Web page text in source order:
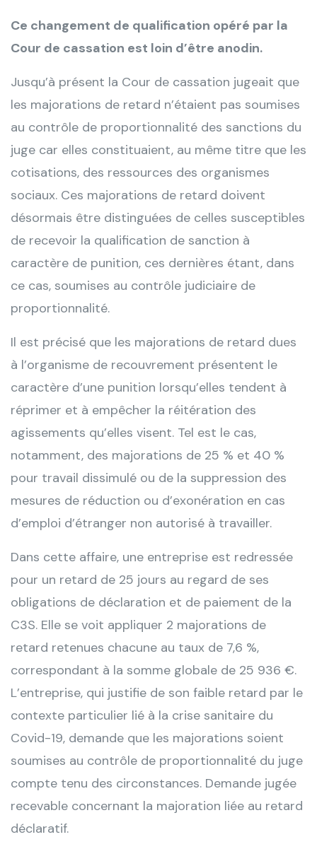
Ce changement de qualification opéré par la
Cour de cassation est loin d’être anodin.
Jusqu’à présent la Cour de cassation jugeait que
les majorations de retard n’étaient pas soumises
au contrôle de proportionnalité des sanctions du
juge car elles constituaient, au même titre que les
cotisations, des ressources des organismes
sociaux. Ces majorations de retard doivent
désormais être distinguées de celles susceptibles
de recevoir la qualification de sanction à
caractère de punition, ces dernières étant, dans
ce cas, soumises au contrôle judiciaire de
proportionnalité.
Il est précisé que les majorations de retard dues
à l’organisme de recouvrement présentent le
caractère d’une punition lorsqu’elles tendent à
réprimer et à empêcher la réitération des
agissements qu’elles visent. Tel est le cas,
notamment, des majorations de 25 % et 40 %
pour travail dissimulé ou de la suppression des
mesures de réduction ou d’exonération en cas
d’emploi d’étranger non autorisé à travailler.
Dans cette affaire, une entreprise est redressée
pour un retard de 25 jours au regard de ses
obligations de déclaration et de paiement de la
C3S. Elle se voit appliquer 2 majorations de
retard retenues chacune au taux de 7,6 %,
correspondant à la somme globale de 25 936 €.
L’entreprise, qui justifie de son faible retard par le
contexte particulier lié à la crise sanitaire du
Covid-19, demande que les majorations soient
soumises au contrôle de proportionnalité du juge
compte tenu des circonstances. Demande jugée
recevable concernant la majoration liée au retard
déclaratif.